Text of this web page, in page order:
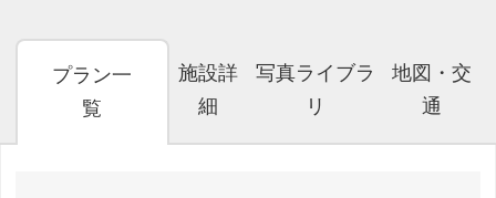
プラン一
覧
施設詳
細
写真ライブラ
リ
地図・交
通